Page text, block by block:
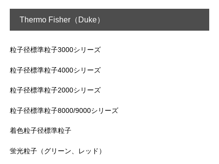
Thermo Fisher（Duke）
粒子径標準粒子3000シリーズ
粒子径標準粒子4000シリーズ
粒子径標準粒子2000シリーズ
粒子径標準粒子8000/9000シリーズ
着色粒子径標準粒子
蛍光粒子（グリーン、レッド）